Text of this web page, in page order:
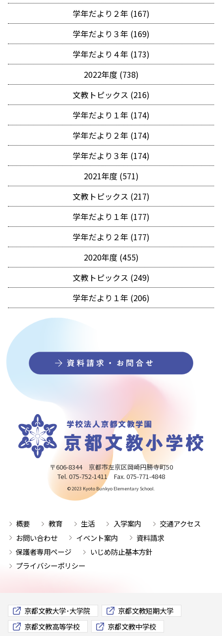
学年だより２年 (167)
学年だより３年 (169)
学年だより４年 (173)
2022年度 (738)
文教トピックス (216)
学年だより１年 (174)
学年だより２年 (174)
学年だより３年 (174)
2021年度 (571)
文教トピックス (217)
学年だより１年 (177)
学年だより２年 (177)
2020年度 (455)
文教トピックス (249)
学年だより１年 (206)
〒606-8344 京都市左京区岡崎円勝寺町50
Tel. 075-752-1411 Fax. 075-771-4848
© 2023 Kyoto Bunkyo Elementary School.
概要 教育 生活 入学案内
交通アクセス
お問い合わせ
イベント案内
資料請求
保護者専用ページ
いじめ防止基本方針
プライバシーポリシー
京都文教大学･大学院
京都文教短期大学
京都文教高等学校
京都文教中学校